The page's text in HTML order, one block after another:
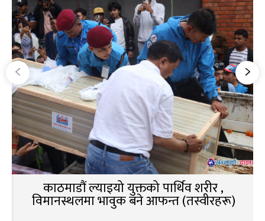
काठमाडौं ल्याइयो युक्तको पार्थिव शरीर ,
विमानस्थलमा भावुक बने आफन्त (तस्वीरहरू)